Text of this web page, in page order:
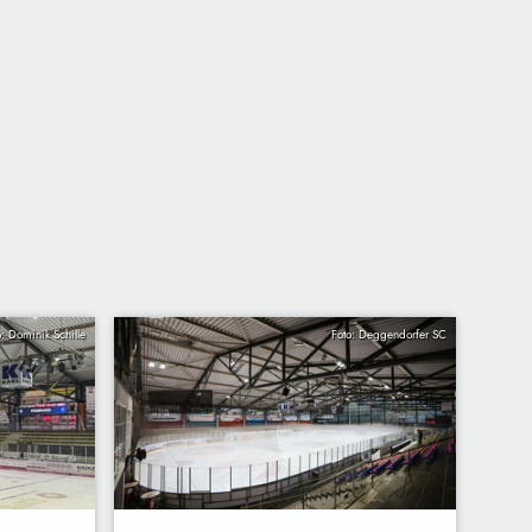
Dominik Schille Foto: Deggendorfer SC